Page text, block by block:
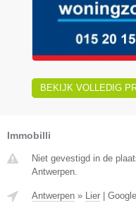
BEKIJK VOLLEDIG
Immobilli
Niet gevestigd in de
Antwerpen.
Antwerpen » Lier